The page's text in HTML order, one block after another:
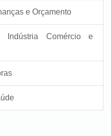
e Orçamento
Indústria Comércio e